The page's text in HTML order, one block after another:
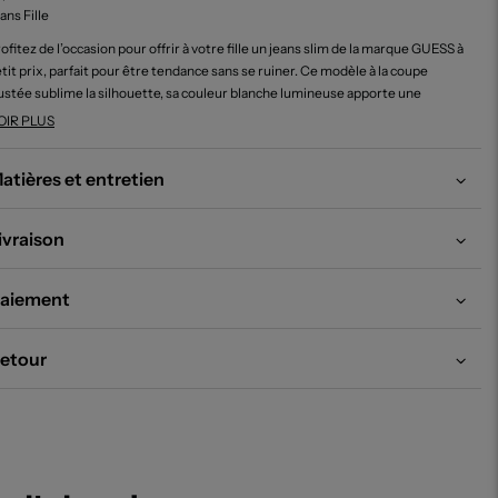
Fille
de l’occasion pour offrir à votre fille un jeans slim de la marque GUESS à
prix, parfait pour être tendance sans se ruiner. Ce modèle à la coupe
sublime la silhouette, sa couleur blanche lumineuse apporte une
moderne et se marie facilement avec tous les styles, pour un look frais
PLUS
et entretien